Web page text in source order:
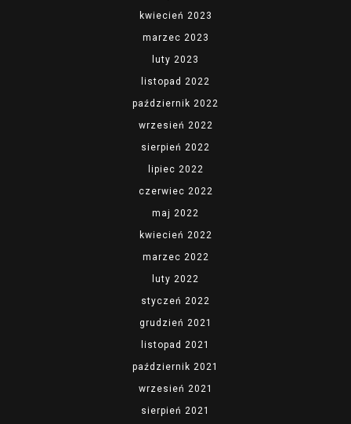
kwiecień 2023
marzec 2023
luty 2023
listopad 2022
październik 2022
wrzesień 2022
sierpień 2022
lipiec 2022
czerwiec 2022
maj 2022
kwiecień 2022
marzec 2022
luty 2022
styczeń 2022
grudzień 2021
listopad 2021
październik 2021
wrzesień 2021
sierpień 2021